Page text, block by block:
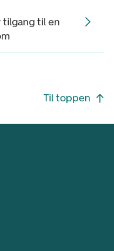
tilgang til en
Til toppen